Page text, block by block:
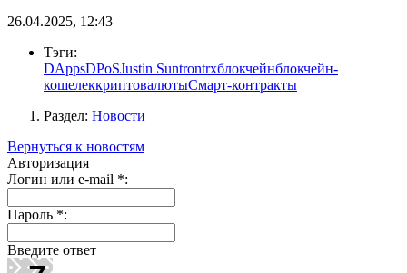
26.04.2025, 12:43
Тэги:
DAppsDPoSJustin Suntrontrxблокчейнблокчейн-
кошелеккриптовалютыСмарт-контракты
Раздел: Новости
Вернуться к новостям
Авторизация
Логин или e-mail *:
Пароль *:
Введите ответ